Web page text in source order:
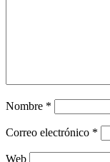
Nombre *
Correo electrónico *
Web